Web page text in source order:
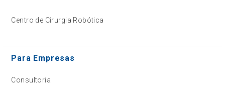
Centro de Cirurgia Robótica
Para Empresas
Consultoria